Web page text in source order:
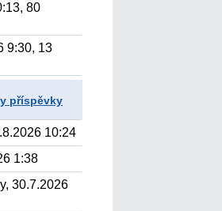
80
9:30, 13
příspěvky
10:24
1:38
30.7.2026